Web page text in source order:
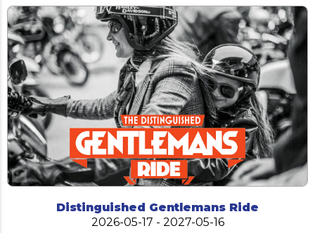
Distinguished Gentlemans Ride
2026-05-17 - 2027-05-16